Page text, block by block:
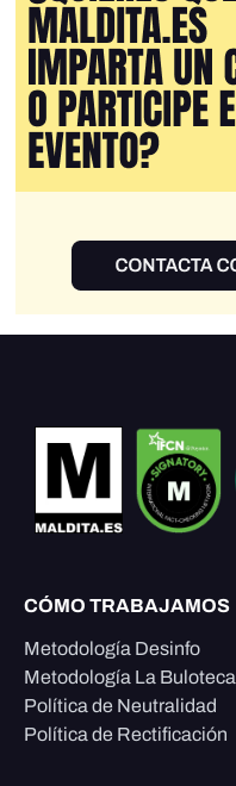
CÓMO TRABAJAMOS
Metodología Desinfo
Metodología La Buloteca
Política de Neutralidad
Política de Rectificación